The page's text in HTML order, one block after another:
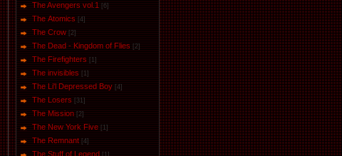
The Avengers vol.1 [6]
The Аtomics [4]
The Crow [2]
The Dead - Kingdom of Flies [2]
The Firefighters [1]
The invisibles [1]
The Li'l Depressed Boy [4]
The Losers [31]
The Mission [2]
The New York Five [1]
The Remnant [4]
The Stuff of Legend [1]